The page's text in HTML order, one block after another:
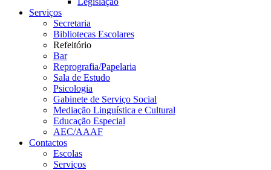
Serviços
Secretaria
Bibliotecas Escolares
Refeitório
Bar
Reprografia/Papelaria
Sala de Estudo
Psicologia
Gabinete de Serviço Social
Mediação Linguística e Cultural
Educação Especial
AEC/AAAF
Contactos
Escolas
Serviços